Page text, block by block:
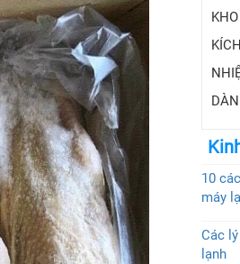
10
máy
Các
lạnh